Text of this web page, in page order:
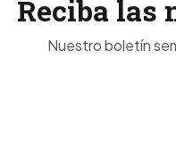
Reciba las
Nuestro boletín